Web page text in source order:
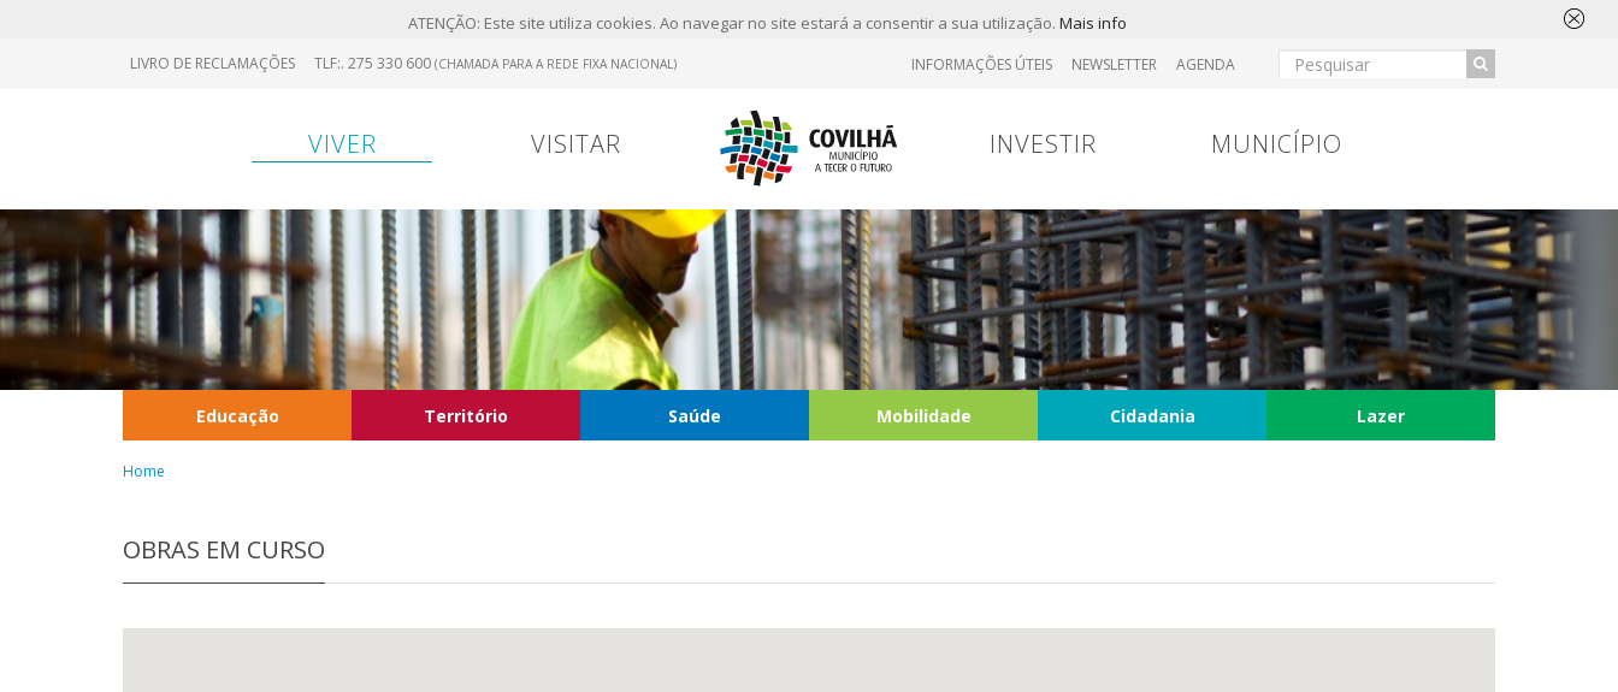
ATENÇÃO: Este site utiliza cookies. Ao navegar no site estará a consentir a sua utilização. Mais info
LIVRO DE RECLAMAÇÕES TLF:. 275 330 600 (CHAMADA PARA A REDE FIXA NACIONAL) INFORMAÇÕES ÚTEIS NEWSLETTER AGENDA
VIVER VISITAR INVESTIR MUNICÍPIO
Educação Território Saúde Mobilidade Cidadania Lazer
Home
OBRAS EM CURSO